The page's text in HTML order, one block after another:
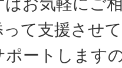
お気軽にご
て支援させ
ートします